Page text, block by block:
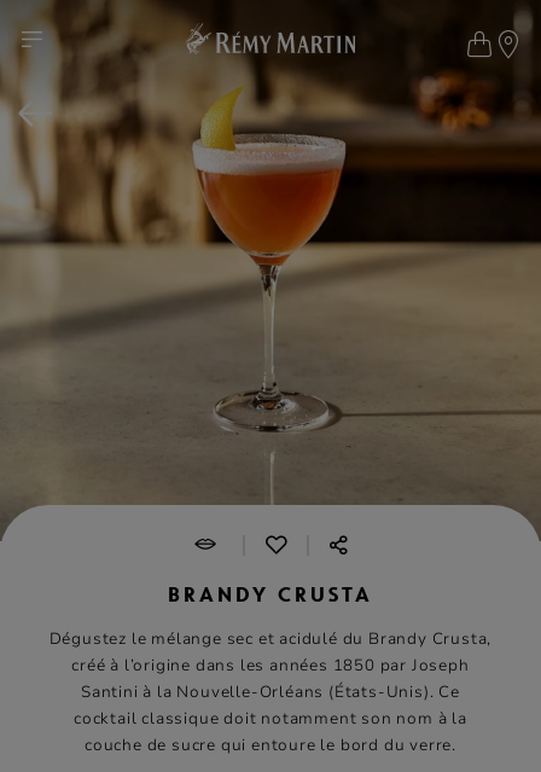
BRANDY CRUSTA
Dégustez le mélange sec et acidulé du Brandy Crusta,
créé à l’origine dans les années 1850 par Joseph
Santini à la Nouvelle-Orléans (États-Unis). Ce
cocktail classique doit notamment son nom à la
couche de sucre qui entoure le bord du verre.